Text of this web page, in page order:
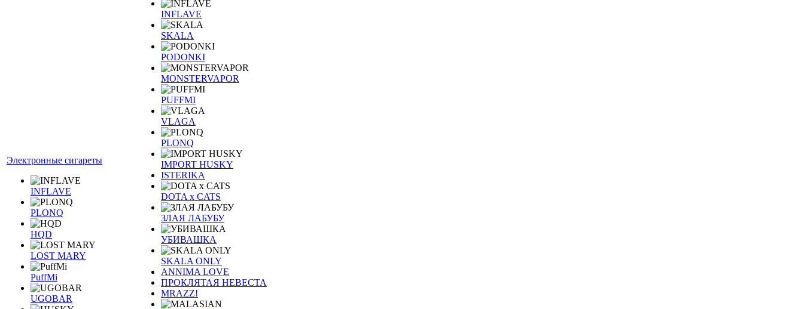
Электронные сигареты
INFLAVE
PLONQ
HQD
LOST MARY
PuffMi
UGOBAR
INFLAVE
SKALA
PODONKI
MONSTERVAPOR
PUFFMI
VLAGA
PLONQ
IMPORT HUSKY
ISTERIKA
DOTA x CATS
ЗЛАЯ ЛАБУБУ
УБИВАШКА
SKALA ONLY
ANNIMA LOVE
ПРОКЛЯТАЯ НЕВЕСТА
MRAZZ!